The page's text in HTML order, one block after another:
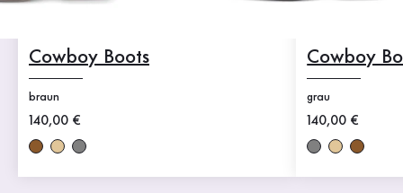
Cowboy Boots
braun
Neuer Preis
140,00 €
Cowboy
grau
Neuer Preis
140,00 €